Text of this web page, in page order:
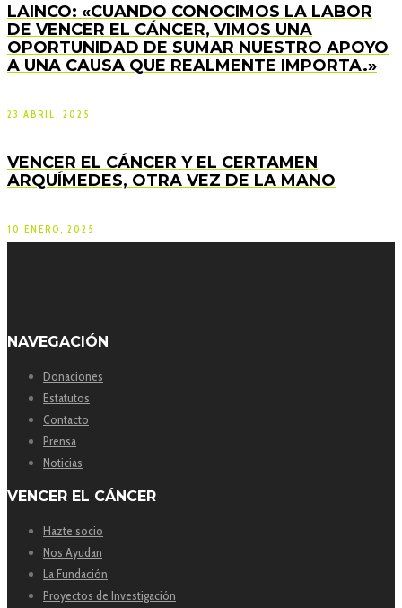
LAINCO: «CUANDO CONOCIMOS LA LABOR
DE VENCER EL CÁNCER, VIMOS UNA
OPORTUNIDAD DE SUMAR NUESTRO APOYO
A UNA CAUSA QUE REALMENTE IMPORTA.»
23 ABRIL, 2025
VENCER EL CÁNCER Y EL CERTAMEN
ARQUÍMEDES, OTRA VEZ DE LA MANO
10 ENERO, 2025
NAVEGACIÓN
Donaciones
Estatutos
Contacto
Prensa
Noticias
VENCER EL CÁNCER
Hazte socio
Nos Ayudan
La Fundación
Proyectos de Investigación